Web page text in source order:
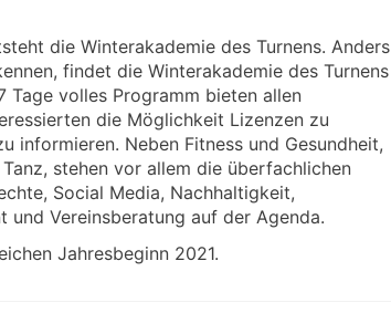
die Winterakademie des Turnens. Anders
findet die Winterakademie des Turnens
Tage volles Programm bieten allen
die Möglichkeit Lizenzen zu
informieren. Neben Fitness und Gesundheit,
stehen vor allem die überfachlichen
Social Media, Nachhaltigkeit,
und Vereinsberatung auf der Agenda.
Jahresbeginn 2021.